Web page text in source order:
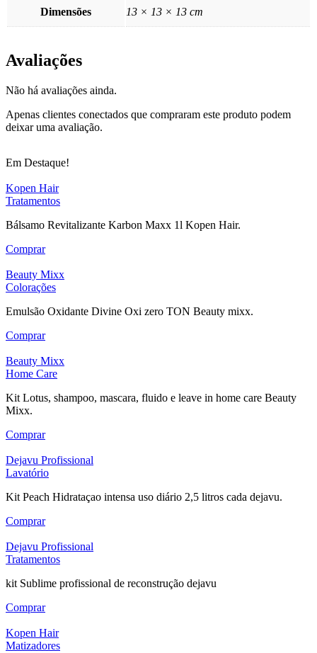
Dimensões 13 × 13 × 13 cm
Avaliações
Não há avaliações ainda.
Apenas clientes conectados que compraram este produto podem
deixar uma avaliação.
Em Destaque!
Kopen Hair
Tratamentos
Bálsamo Revitalizante Karbon Maxx 1l Kopen Hair.
Comprar
Beauty Mixx
Colorações
Emulsão Oxidante Divine Oxi zero TON Beauty mixx.
Comprar
Beauty Mixx
Home Care
Kit Lotus, shampoo, mascara, fluido e leave in home care Beauty
Mixx.
Comprar
Dejavu Profissional
Lavatório
Kit Peach Hidrataçao intensa uso diário 2,5 litros cada dejavu.
Comprar
Dejavu Profissional
Tratamentos
kit Sublime profissional de reconstrução dejavu
Comprar
Kopen Hair
Matizadores